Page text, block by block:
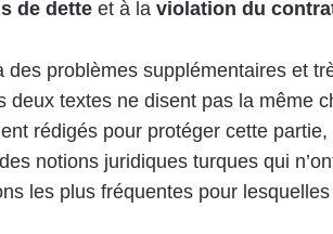
de dette et à la violation du
des problèmes supplémentaires et
deux textes ne disent pas la même
rédigés pour protéger cette
notions juridiques turques qui
les plus fréquentes pour